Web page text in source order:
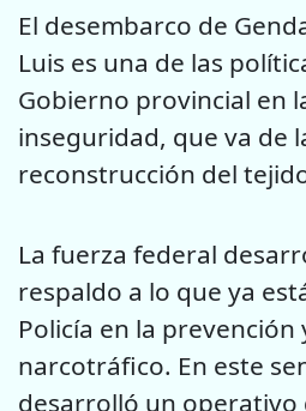
El desembarco de
Luis es una de las
Gobierno provincial en
inseguridad, que va de
reconstrucción del
La fuerza federal
respaldo a lo que ya
Policía en la
narcotráfico. En este
desarrolló un operativo